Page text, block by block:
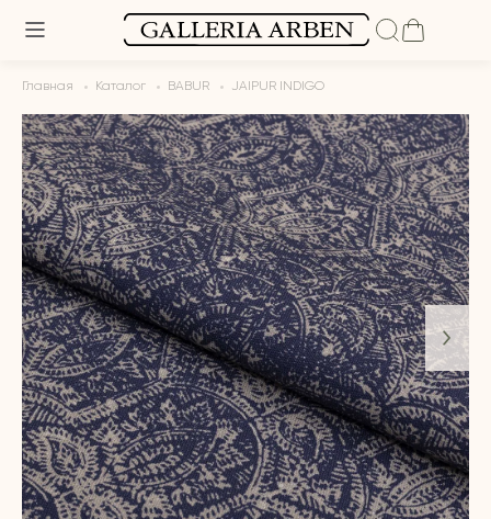
Главная Каталог BABUR JAIPUR INDIGO